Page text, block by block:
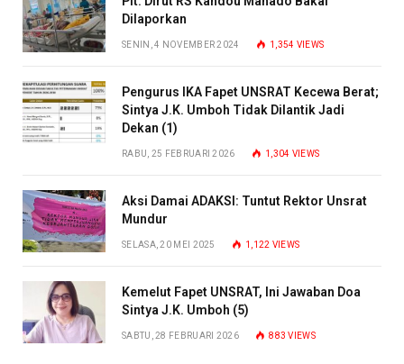
Dilaporkan
SENIN, 4 NOVEMBER 2024 1,354 VIEWS
Pengurus IKA Fapet UNSRAT Kecewa Berat;
Sintya J.K. Umboh Tidak Dilantik Jadi
Dekan (1)
RABU, 25 FEBRUARI 2026 1,304 VIEWS
Aksi Damai ADAKSI: Tuntut Rektor Unsrat
Mundur
SELASA, 20 MEI 2025 1,122 VIEWS
Kemelut Fapet UNSRAT, Ini Jawaban Doa
Sintya J.K. Umboh (5)
SABTU, 28 FEBRUARI 2026 883VIEWS